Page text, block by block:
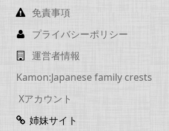
免責事項
プライバシーポリシー
運営者情報
Kamon:Japanese family crests
Xアカウント
姉妹サイト